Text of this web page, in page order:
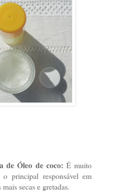
de Óleo de coco: É muito
principal responsável em
secas e gretadas.